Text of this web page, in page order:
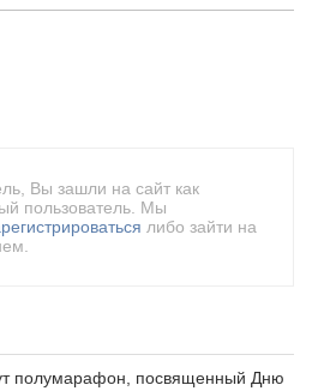
Вы зашли на сайт как
пользователь. Мы
либо зайти на
полумарафон, посвященный Дню